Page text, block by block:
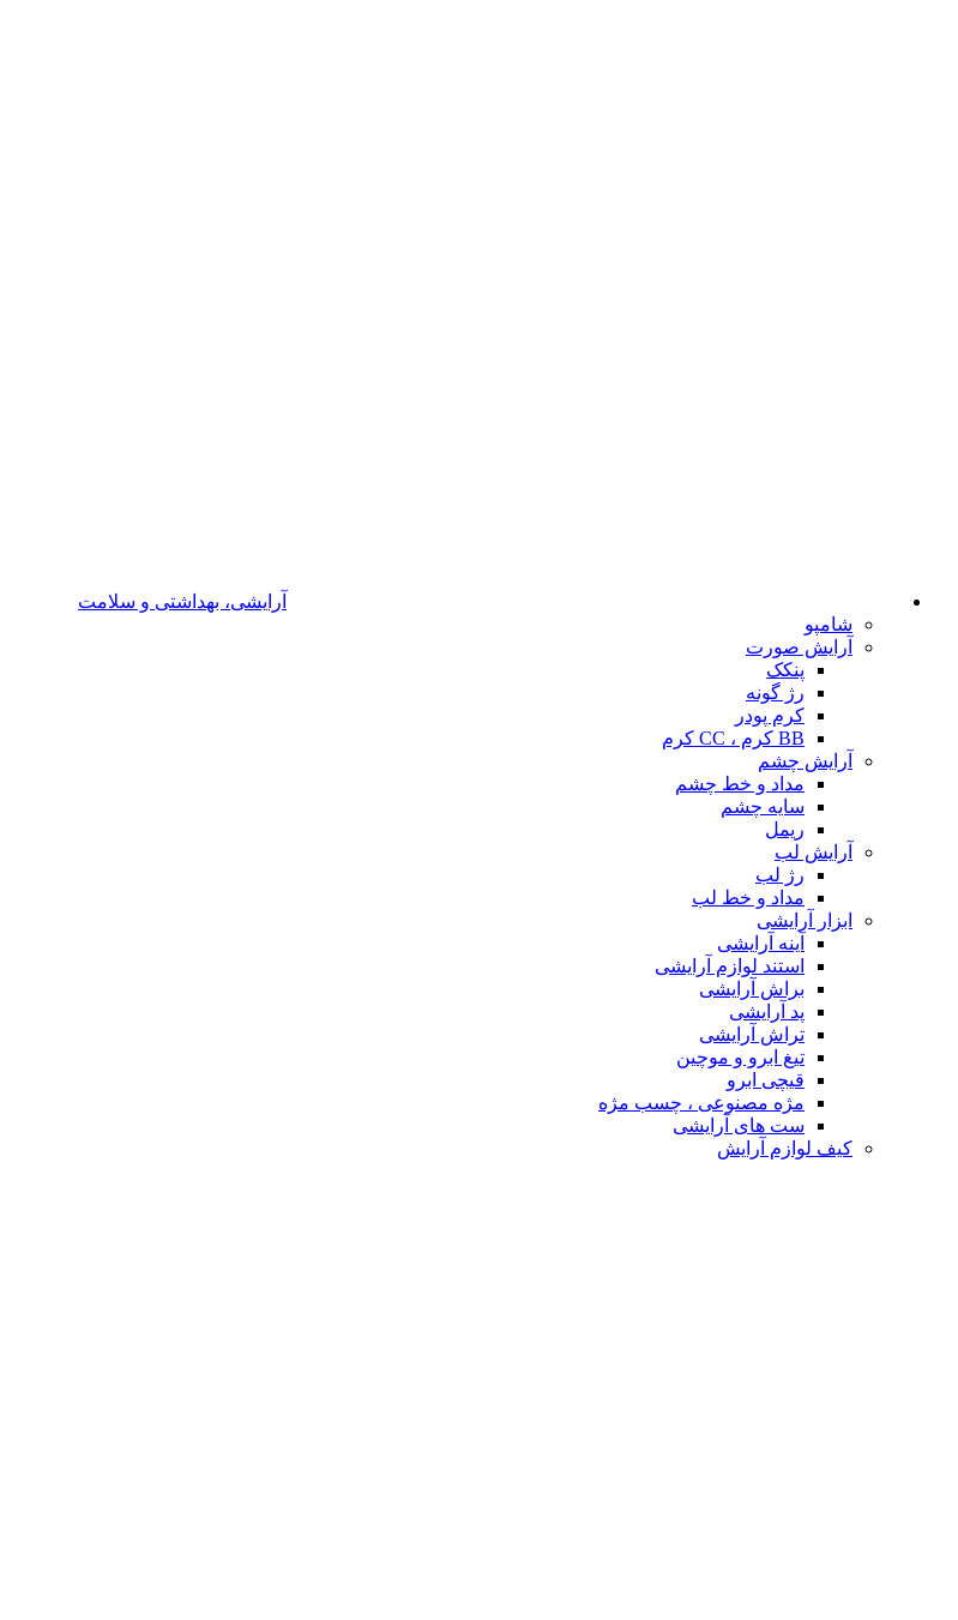
آرایشی، بهداشتی و سلامت
شامپو
آرایش صورت
پنکک
رژ گونه
کرم پودر
BB کرم ، CC کرم
آرایش چشم
مداد و خط چشم
سایه چشم
ریمل
آرایش لب
رژ لب
مداد و خط لب
ابزار آرایشی
آینه آرایشی
استند لوازم آرایشی
براش آرایشی
پد آرایشی
تراش آرایشی
تیغ ابرو و موچین
قیچی ابرو
مژه مصنوعی ، چسب مژه
ست های آرایشی
کیف لوازم آرایش